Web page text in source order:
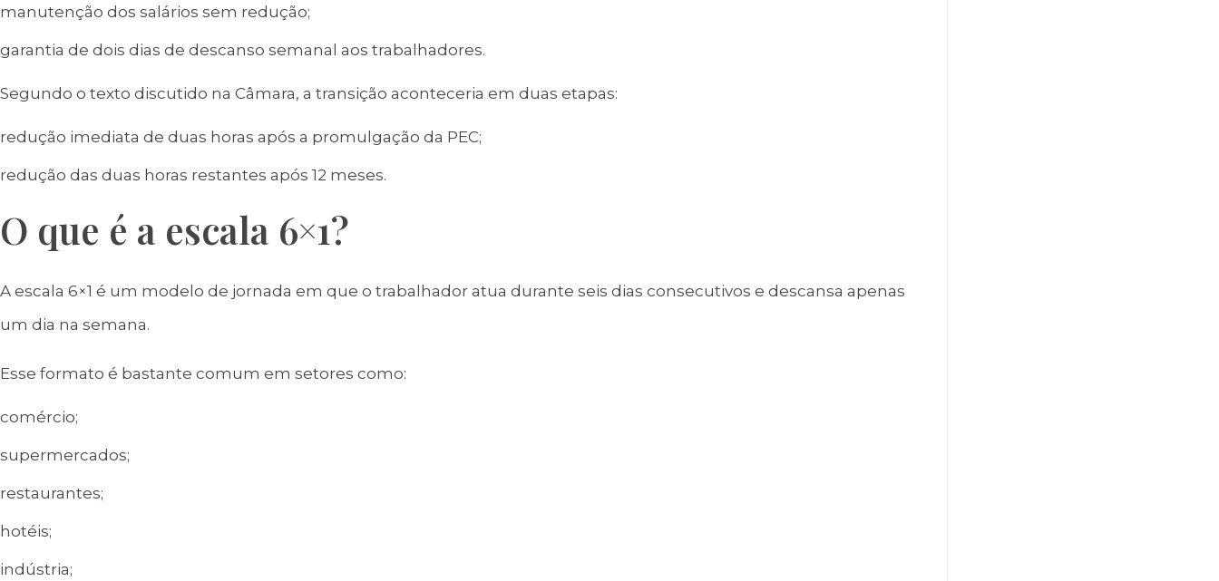
manutenção dos salários sem redução;
garantia de dois dias de descanso semanal aos trabalhadores.
Segundo o texto discutido na Câmara, a transição aconteceria em duas etapas:
redução imediata de duas horas após a promulgação da PEC;
redução das duas horas restantes após 12 meses.
O que é a escala 6×1?
A escala 6×1 é um modelo de jornada em que o trabalhador atua durante seis dias consecutivos e descansa apenas
um dia na semana.
Esse formato é bastante comum em setores como:
comércio;
supermercados;
restaurantes;
hotéis;
indústria;